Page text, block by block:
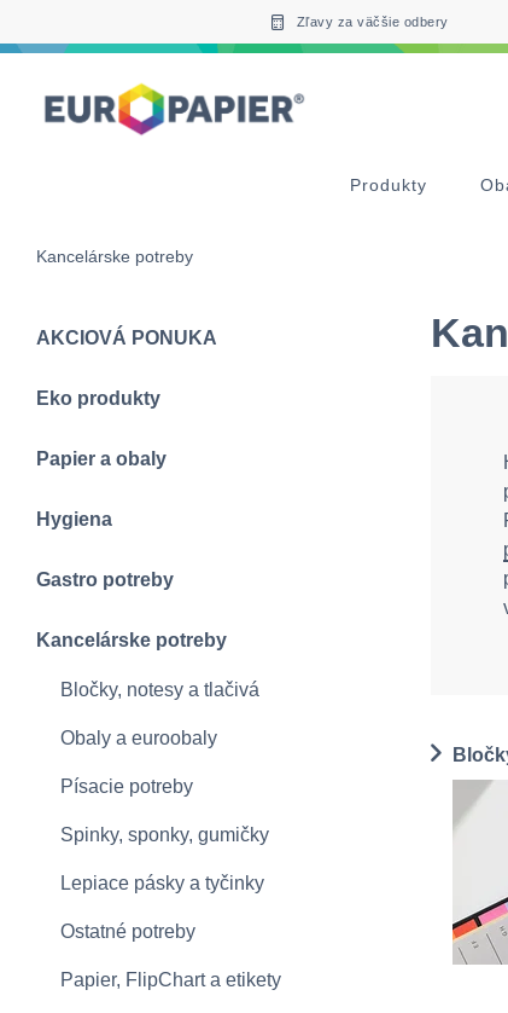
Zľavy za väčšie odbery
Produkty
Kancelárske potreby
AKCIOVÁ PONUKA
Eko produkty
Papier a obaly
Hygiena
Gastro potreby
Kancelárske potreby
Bločky, notesy a tlačivá
Obaly a euroobaly
Písacie potreby
Spinky, sponky, gumičky
Lepiace pásky a tyčinky
Ostatné potreby
Papier, FlipChart a etikety